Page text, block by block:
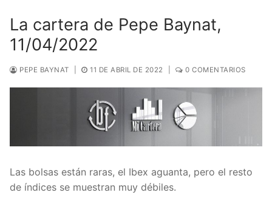
La cartera de Pepe Baynat,
11/04/2022
PEPE BAYNAT 11 DE ABRIL DE 2022 0 COMENTARIOS
Las bolsas están raras, el Ibex aguanta, pero el resto
de índices se muestran muy débiles.